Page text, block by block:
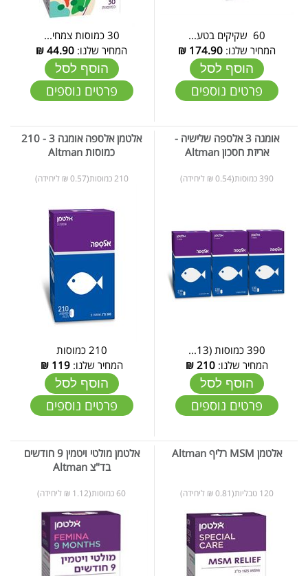
60 שקיקים בטע...
המחיר שלנו: 174.90
₪
הוסף לסל
פרטים נוספים
30 כמוסות צמחי...
המחיר שלנו: 44.90
₪
הוסף לסל
פרטים נוספים
אומגה 3 אלספה שלישיה -
אריזת חסכון Altman
390 כמוסות(0.54 ₪ ליחידה)
390 כמוסות (13...
המחיר שלנו: 210
₪
הוסף לסל
פרטים נוספים
אלטמן אלספה אומגה 3 - 210
כמוסות Altman
210 כמוסות(0.57 ₪ ליחידה)
210 כמוסות
המחיר שלנו:119
₪
הוסף לסל
פרטים נוספים
אלטמן MSM רליף Altman
120 טבליות(0.81 ₪ ליחידה)
אלטמן מולטי ויטמין 9 חודשים
בד"צ Altman
60 כמוסות(1.12 ₪ ליחידה)